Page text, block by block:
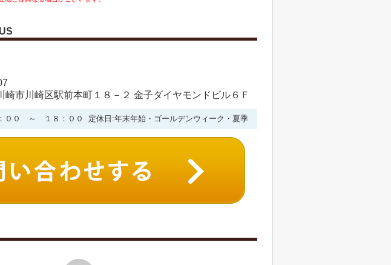
崎市川崎区駅前本町１８－２ 金子ダイヤモンドビル６Ｆ
００ ～ １８：００ 定休日:年末年始・ゴールデンウィーク・夏季